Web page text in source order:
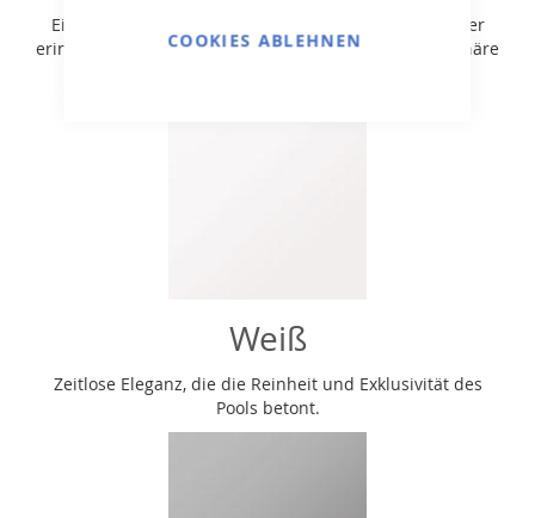
COOKIES ABLEHNEN
Eine klassische Wahl, die an kristallklares Meerwasser
erinnert und eine erfrischende, erfrischende Atmosphäre
Weiß
Zeitlose Eleganz, die die Reinheit und Exklusivität des
Pools betont.